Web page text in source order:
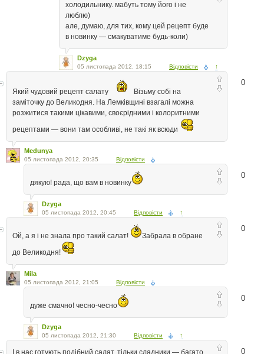
холодильнику. мабуть тому його і не
люблю)
але, думаю, для тих, кому цей рецепт буде
в новинку — смакуватиме будь-коли)
Dzyga
05 листопада 2012, 18:15 Відповісти ↑
0
Який чудовий рецепт салату
Візьму собі на
заміточку до Великодня. На Лемківщині взагалі можна
розжитися такими цікавими, своєрідними і колоритними
рецептами — вони там особливі, не такі як всюди
Medunya
05 листопада 2012, 20:35 Відповісти
0
дякую! рада, що вам в новинку
Dzyga
05 листопада 2012, 20:45 Відповісти ↑
0
Ой, а я і не знала про такий салат!
Забрала в обране
до Великодня!
Mila
05 листопада 2012, 21:05 Відповісти
0
дуже смачно! чесно-чесно
Dzyga
05 листопада 2012, 21:30 Відповісти ↑
0
І в нас готують подібний салат. тільки сладники — багато